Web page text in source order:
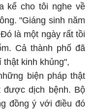
kể cho tôi nghe về
"Giáng sinh năm
là một ngày rất tồi
Cả thành phố đã
thật kinh khủng",
biện pháp thật
được dịch bệnh. Bộ
đồng ý với điều đó